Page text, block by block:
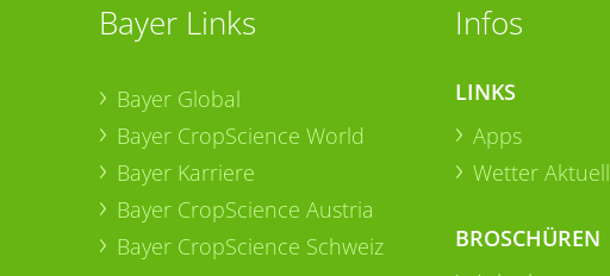
Bayer Links
Bayer Global
Bayer CropScience World
Bayer Karriere
Bayer CropScience Austria
Bayer CropScience Schweiz
Infos
LINKS
Apps
Wetter Aktuell
BROSCHÜREN